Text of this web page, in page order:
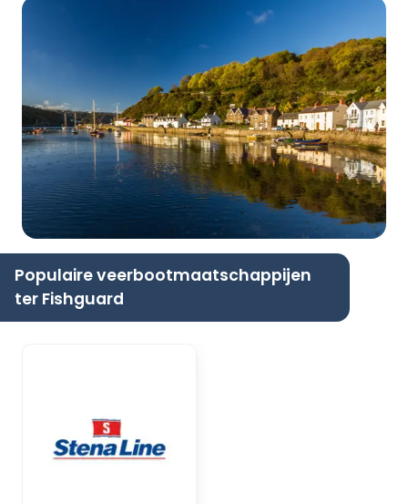
Populaire veerbootmaatschappijen
ter Fishguard